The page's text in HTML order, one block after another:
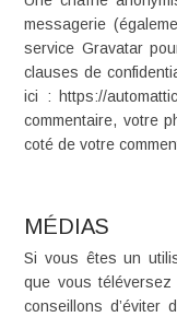
messagerie
service Gravatar
clauses de
ici : https://
commentaire, votre
coté de votre
MÉDIAS
Si vous êtes un
que vous
conseillons d’éviter